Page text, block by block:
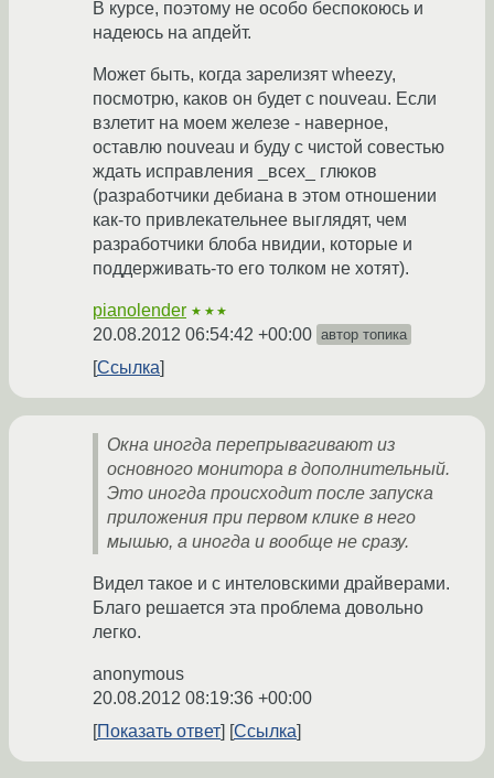
В курсе, поэтому не особо беспокоюсь и
надеюсь на апдейт.
Может быть, когда зарелизят wheezy,
посмотрю, каков он будет с nouveau. Если
взлетит на моем железе - наверное,
оставлю nouveau и буду с чистой совестью
ждать исправления _всех_ глюков
(разработчики дебиана в этом отношении
как-то привлекательнее выглядят, чем
разработчики блоба нвидии, которые и
поддерживать-то его толком не хотят).
pianolender ★★★
20.08.2012 06:54:42 +00:00 автор топика
Ссылка
Окна иногда перепрывагивают из
основного монитора в дополнительный.
Это иногда происходит после запуска
приложения при первом клике в него
мышью, а иногда и вообще не сразу.
Видел такое и с интеловскими драйверами.
Благо решается эта проблема довольно
легко.
anonymous
20.08.2012 08:19:36 +00:00
Показать ответ
Ссылка